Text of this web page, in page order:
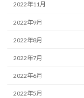
2022年11月
2022年9月
2022年8月
2022年7月
2022年6月
2022年5月